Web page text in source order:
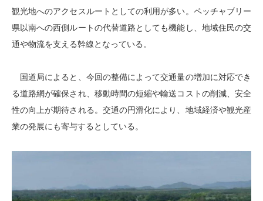
観光地へのアクセスルートとしての利用が多い。ペッチャブリー
県以南への西側ルートの代替道路としても機能し、地域住民の交
通や物流を支える幹線となっている。
国道局によると、今回の整備によって交通量の増加に対応でき
る道路網が確保され、移動時間の短縮や輸送コストの削減、安全
性の向上が期待される。交通の円滑化により、地域経済や観光産
業の発展にも寄与するとしている。